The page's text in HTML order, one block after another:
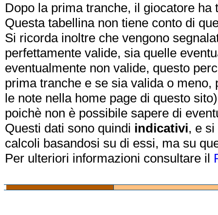
Dopo la prima tranche, il giocatore
Questa tabellina non tiene conto di
Si ricorda inoltre che vengono
perfettamente valide, sia quelle
eventualmente non valide, questo
prima tranche e se sia valida o
le note nella home page di questo
poichè non è possibile sapere di
Questi dati sono quindi indicativi, e
calcoli basandosi su di essi, ma su
Per ulteriori informazioni consultare il